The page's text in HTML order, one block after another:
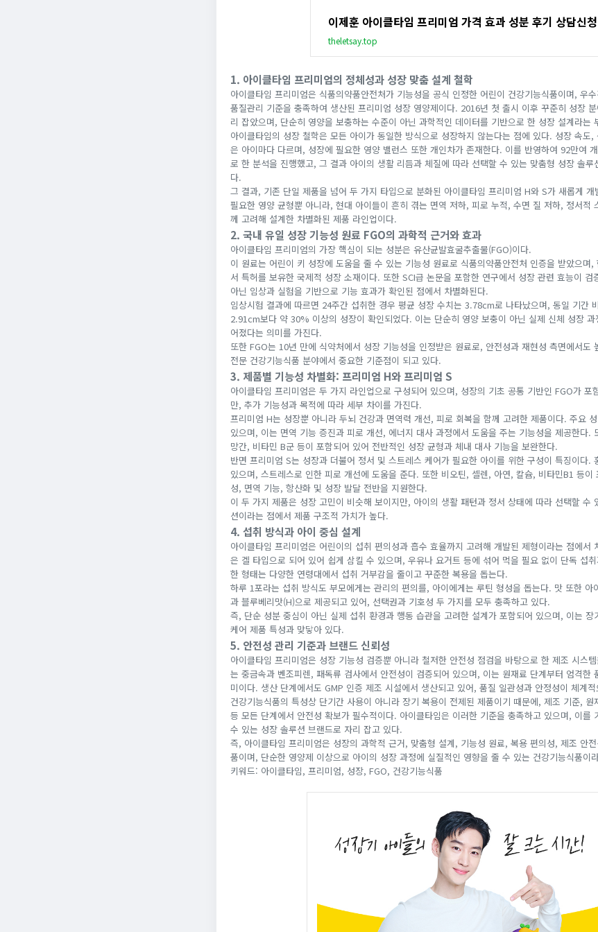
이제훈 아이클타임 프리미엄 가격 효과 성분 후기 상담신청
theletsay.top
1. 아이클타임 프리미엄의 정체성과 성장 맞춤 설계 철학
아이클타임 프리미엄은 식품의약품안전처가 기능성을 공식 인정한 어린이 건강기능식품이며, 우
품질관리 기준을 충족하여 생산된 프리미엄 성장 영양제이다. 2016년 첫 출시 이후 꾸준히 성장
리 잡았으며, 단순히 영양을 보충하는 수준이 아닌 과학적인 데이터를 기반으로 한 성장 설계라는
아이클타임의 성장 철학은 모든 아이가 동일한 방식으로 성장하지 않는다는 점에 있다. 성장 속도
은 아이마다 다르며, 성장에 필요한 영양 밸런스 또한 개인차가 존재한다. 이를 반영하여 92만여
로 한 분석을 진행했고, 그 결과 아이의 생활 리듬과 체질에 따라 선택할 수 있는 맞춤형 성장 솔루
다.
그 결과, 기존 단일 제품을 넘어 두 가지 타입으로 분화된 아이클타임 프리미엄 H와 S가 새롭게 개
필요한 영양 균형뿐 아니라, 현대 아이들이 흔히 겪는 면역 저하, 피로 누적, 수면 질 저하, 정서적
께 고려해 설계한 차별화된 제품 라인업이다.
2. 국내 유일 성장 기능성 원료 FGO의 과학적 근거와 효과
아이클타임 프리미엄의 가장 핵심이 되는 성분은 유산균발효굴추출물(FGO)이다.
이 원료는 어린이 키 성장에 도움을 줄 수 있는 기능성 원료로 식품의약품안전처 인증을 받았으며
서 특허를 보유한 국제적 성장 소재이다. 또한 SCI급 논문을 포함한 연구에서 성장 관련 효능이 검
아닌 임상과 실험을 기반으로 기능 효과가 확인된 점에서 차별화된다.
임상시험 결과에 따르면 24주간 섭취한 경우 평균 성장 수치는 3.78cm로 나타났으며, 동일 기간
2.91cm보다 약 30% 이상의 성장이 확인되었다. 이는 단순히 영양 보충이 아닌 실제 신체 성장 과
어졌다는 의미를 가진다.
또한 FGO는 10년 만에 식약처에서 성장 기능성을 인정받은 원료로, 안전성과 재현성 측면에서도
전문 건강기능식품 분야에서 중요한 기준점이 되고 있다.
3. 제품별 기능성 차별화: 프리미엄 H와 프리미엄 S
아이클타임 프리미엄은 두 가지 라인업으로 구성되어 있으며, 성장의 기초 공통 기반인 FGO가 포
만, 추가 기능성과 목적에 따라 세부 차이를 가진다.
프리미엄 H는 성장뿐 아니라 두뇌 건강과 면역력 개선, 피로 회복을 함께 고려한 제품이다. 주요
있으며, 이는 면역 기능 증진과 피로 개선, 에너지 대사 과정에서 도움을 주는 기능성을 제공한다.
망간, 비타민 B군 등이 포함되어 있어 전반적인 성장 균형과 체내 대사 기능을 보완한다.
반면 프리미엄 S는 성장과 더불어 정서 및 스트레스 케어가 필요한 아이를 위한 구성이 특징이다.
있으며, 스트레스로 인한 피로 개선에 도움을 준다. 또한 비오틴, 셀렌, 아연, 칼슘, 비타민B1 등이
성, 면역 기능, 항산화 및 성장 발달 전반을 지원한다.
이 두 가지 제품은 성장 고민이 비슷해 보이지만, 아이의 생활 패턴과 정서 상태에 따라 선택할 수
션이라는 점에서 제품 구조적 가치가 높다.
4. 섭취 방식과 아이 중심 설계
아이클타임 프리미엄은 어린이의 섭취 편의성과 흡수 효율까지 고려해 개발된 제형이라는 점에서
은 겔 타입으로 되어 있어 쉽게 삼킬 수 있으며, 우유나 요거트 등에 섞어 먹을 필요 없이 단독 섭
한 형태는 다양한 연령대에서 섭취 거부감을 줄이고 꾸준한 복용을 돕는다.
하루 1포라는 섭취 방식도 부모에게는 관리의 편의를, 아이에게는 루틴 형성을 돕는다. 맛 또한 아
과 블루베리맛(H)으로 제공되고 있어, 선택권과 기호성 두 가지를 모두 충족하고 있다.
즉, 단순 성분 중심이 아닌 실제 섭취 환경과 행동 습관을 고려한 설계가 포함되어 있으며, 이는 장
케어 제품 특성과 맞닿아 있다.
5. 안전성 관리 기준과 브랜드 신뢰성
아이클타임 프리미엄은 성장 기능성 검증뿐 아니라 철저한 안전성 점검을 바탕으로 한 제조 시스
는 중금속과 벤조피렌, 패독류 검사에서 안전성이 검증되어 있으며, 이는 원재료 단계부터 엄격한
미이다. 생산 단계에서도 GMP 인증 제조 시설에서 생산되고 있어, 품질 일관성과 안정성이 체계
건강기능식품의 특성상 단기간 사용이 아니라 장기 복용이 전제된 제품이기 때문에, 제조 기준, 원
등 모든 단계에서 안전성 확보가 필수적이다. 아이클타임은 이러한 기준을 충족하고 있으며, 이를
수 있는 성장 솔루션 브랜드로 자리 잡고 있다.
즉, 아이클타임 프리미엄은 성장의 과학적 근거, 맞춤형 설계, 기능성 원료, 복용 편의성, 제조 안
품이며, 단순한 영양제 이상으로 아이의 성장 과정에 실질적인 영향을 줄 수 있는 건강기능식품이
키워드: 아이클타임, 프리미엄, 성장, FGO, 건강기능식품